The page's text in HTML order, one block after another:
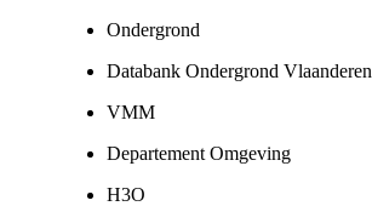
Ondergrond
Databank Ondergrond Vlaanderen
VMM
Departement Omgeving
H3O